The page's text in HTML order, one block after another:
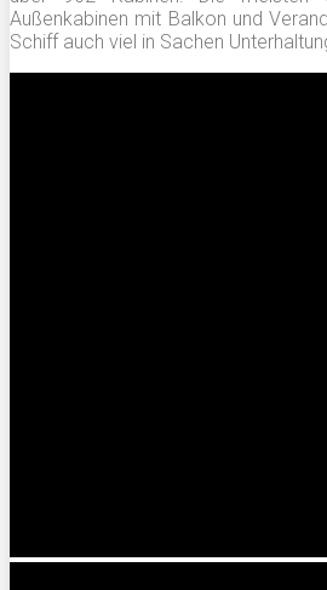
Außenkabinen mit Balkon und
Schiff auch viel in Sachen